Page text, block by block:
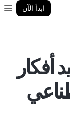
ابدأ الآن
أفكار